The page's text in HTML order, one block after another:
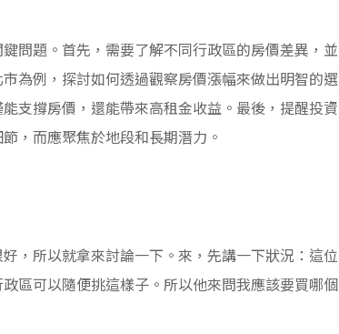
問題。首先，需要了解不同行政區的房價差異，並
為例，探討如何透過觀察房價漲幅來做出明智的選
支撐房價，還能帶來高租金收益。最後，提醒投資
，而應聚焦於地段和長期潛力。
，所以就拿來討論一下。來，先講一下狀況：這位
區可以隨便挑這樣子。所以他來問我應該要買哪個